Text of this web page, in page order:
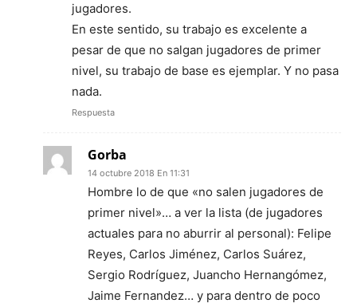
jugadores.
En este sentido, su trabajo es excelente a
pesar de que no salgan jugadores de primer
nivel, su trabajo de base es ejemplar. Y no pasa
nada.
Respuesta
Gorba
14 octubre 2018 En 11:31
Hombre lo de que «no salen jugadores de
primer nivel»… a ver la lista (de jugadores
actuales para no aburrir al personal): Felipe
Reyes, Carlos Jiménez, Carlos Suárez,
Sergio Rodríguez, Juancho Hernangómez,
Jaime Fernandez… y para dentro de poco